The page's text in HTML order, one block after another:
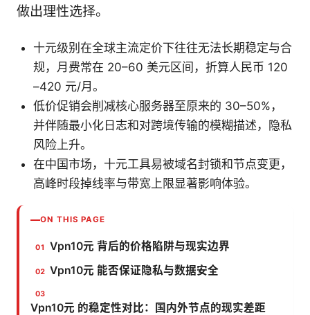
做出理性选择。
十元级别在全球主流定价下往往无法长期稳定与合
规，月费常在 20–60 美元区间，折算人民币 120
–420 元/月。
低价促销会削减核心服务器至原来的 30–50%，
并伴随最小化日志和对跨境传输的模糊描述，隐私
风险上升。
在中国市场，十元工具易被域名封锁和节点变更，
高峰时段掉线率与带宽上限显著影响体验。
ON THIS PAGE
Vpn10元 背后的价格陷阱与现实边界
Vpn10元 能否保证隐私与数据安全
Vpn10元 的稳定性对比：国内外节点的现实差距